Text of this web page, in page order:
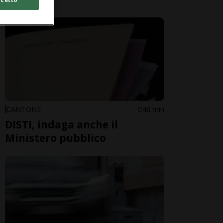
CANTONE 46 min
DISTI, indaga anche il
Ministero pubblico